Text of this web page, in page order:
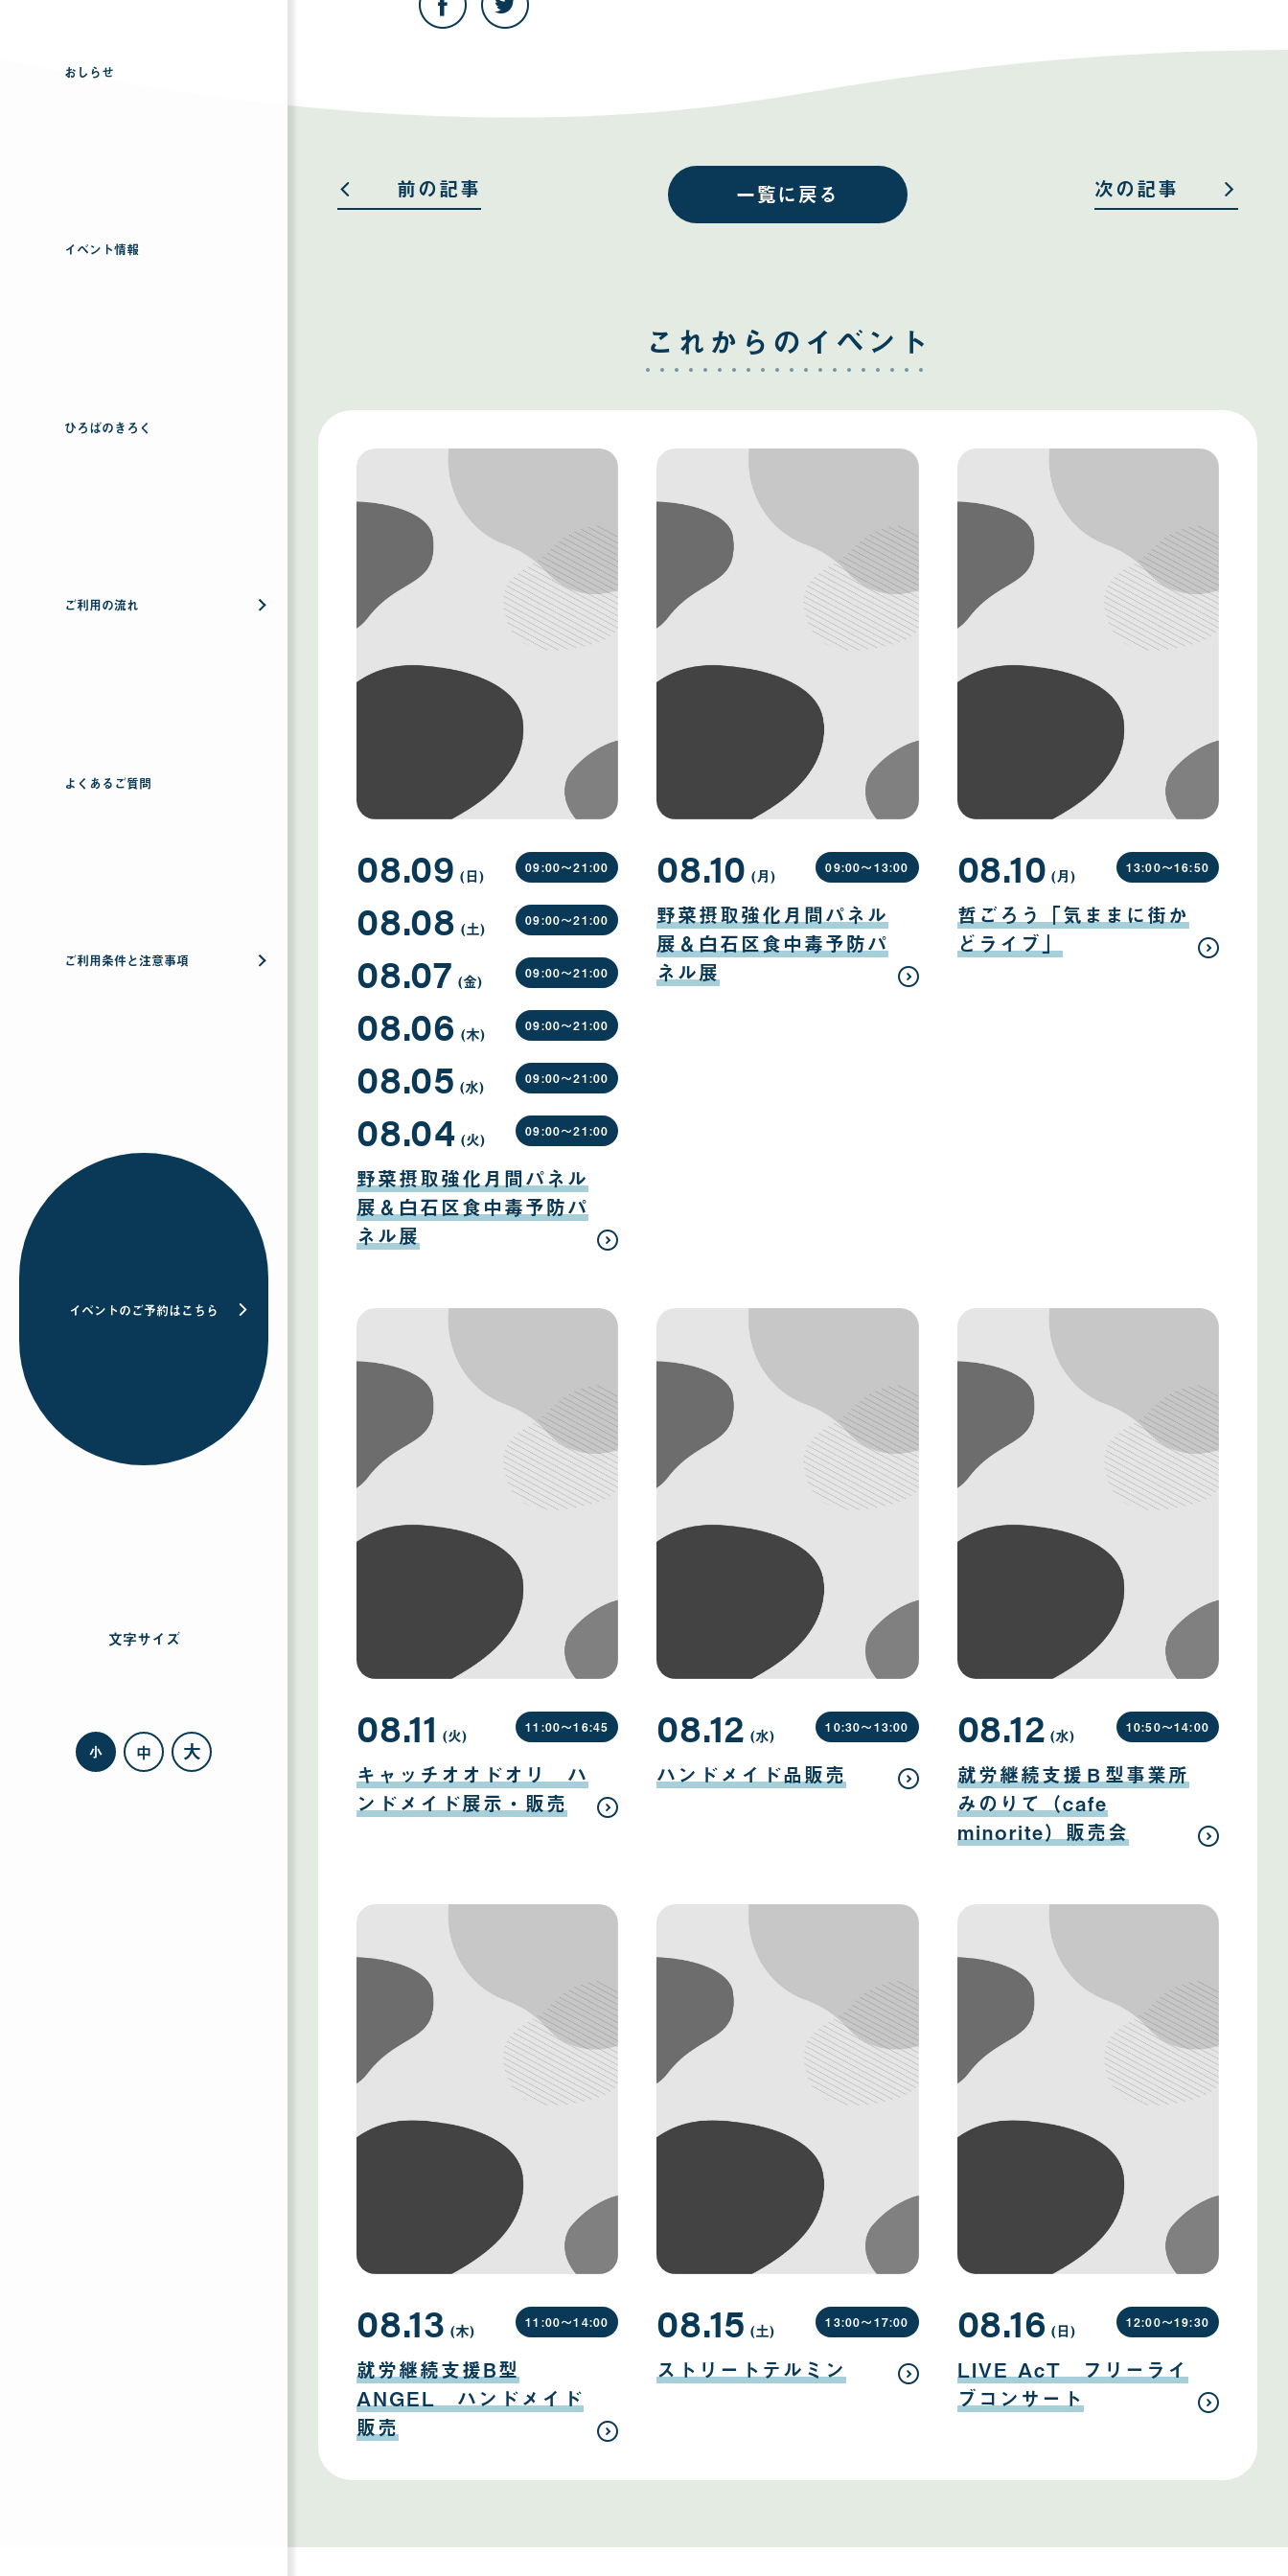
おしらせ
イベント情報
ひろばのきろく
ご利用の流れ
よくあるご質問
ご利用条件と注意事項
イベントのご予約はこちら
文字サイズを
小 中 大
記
す す
一覧に戻る
前の記事 次の記事
これからのイベント
野菜摂取強化月間パネル
展＆白石区食中毒予防パ
ネル展
08.04
月
04
日
(火曜
日
) 09:00〜21:00
08.05
月
05
日
(水曜
日
) 09:00〜21:00
08.06
月
06
日
(木曜
日
) 09:00〜21:00
08.07
月
07
日
(金曜
日
) 09:00〜21:00
08.08
月
08
日
(土曜
日
) 09:00〜21:00
08.09
月
09
日
(日曜
日
) 09:00〜21:00
野菜摂取強化月間パネル
展＆白石区食中毒予防パ
ネル展
08.10
月
10
日
(月曜
日
) 09:00〜13:00
哲ごろう「気ままに街か
どライブ」
08.10
月
10
日
(月曜
日
) 13:00〜16:50
キャッチオオドオリ ハ
ンドメイド展示・販売
08.11
月
11
日
(火曜
日
) 11:00〜16:45
ハンドメイド品販売
08.12
月
12
日
(水曜
日
) 10:30〜13:00
就労継続支援Ｂ型事業所
みのりて（cafe
minorite）販売会
08.12
月
12
日
(水曜
日
) 10:50〜14:00
就労継続支援B型
ANGEL ハンドメイド
販売
08.13
月
13
日
(木曜
日
) 11:00〜14:00
ストリートテルミン
08.15
月
15
日
(土曜
日
) 13:00〜17:00
LIVE AcT フリーライ
ブコンサート
08.16
月
16
日
(日曜
日
) 12:00〜19:30